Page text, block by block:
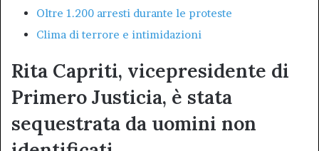
Oltre 1.200 arresti durante le proteste
Clima di terrore e intimidazioni
Rita Capriti, vicepresidente di
Primero Justicia, è stata
sequestrata da uomini non